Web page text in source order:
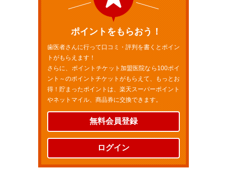
ポイントをもらおう！
歯医者さんに行って口コミ・評判を書くとポイン
トがもらえます！
さらに、ポイントチケット加盟医院なら100ポイ
ント～のポイントチケットがもらえて、もっとお
得！貯まったポイントは、楽天スーパーポイント
やネットマイル、商品券に交換できます。
無料会員登録
ログイン